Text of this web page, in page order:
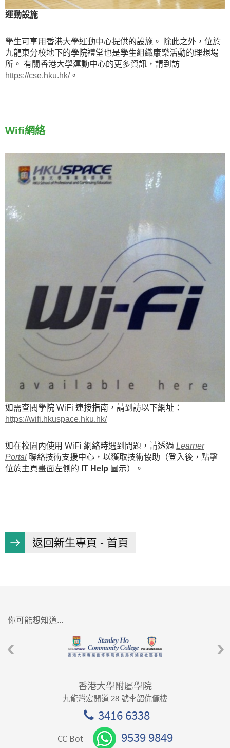
運動設施
學生可享用香港大學運動中心提供的設施。 除此之外，位於
九龍東分校地下的學院禮堂也是學生組織康樂活動的理想場
所。 有關香港大學運動中心的更多資訊，請到訪
https://cse.hku.hk/。
Wifi網絡
如需查閱學院 WiFi 連接指南，請到訪以下網址：​
https://wifi.hkuspace.hku.hk/
如在校園內使用 WiFi 網絡時遇到問題，請透過 Learner
Portal 聯絡技術支援中心，以獲取技術協助（登入後，點擊
位於主頁畫面左側的 IT Help 圖示）。
返回新生專頁 - 首頁
你可能想知道...
香港大學附屬學院
九龍灣宏開道 28 號李韶伉儷樓
3416 6338
CC Bot 9539 9849